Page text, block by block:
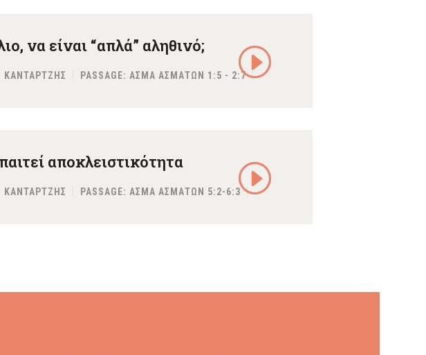
να είναι “απλά” αληθινό;
ΚΑΝΤΑΡΤΖΗΣ PASSAGE: ΑΣΜΑ ΑΣΜΑΤΩΝ 1:5 - 2:7
αποκλειστικότητα
ΚΑΝΤΑΡΤΖΗΣ PASSAGE: ΑΣΜΑ ΑΣΜΑΤΩΝ 5:2-6:3